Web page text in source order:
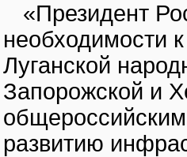
«Президент
необходимости
Луганской
Запорожской и
развитию